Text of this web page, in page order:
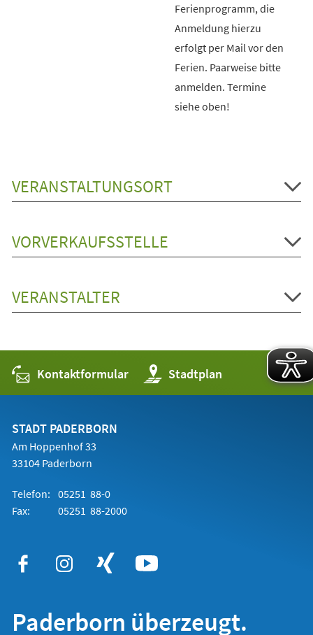
Ferienprogramm, die
Anmeldung hierzu
erfolgt per Mail vor den
Ferien. Paarweise bitte
anmelden. Termine
siehe oben!
VERANSTALTUNGSORT
VORVERKAUFSSTELLE
VERANSTALTER
Kontaktformular Stadtplan
(Öffnet
in
einem
STADT PADERBORN
Am Hoppenhof 33
33104 Paderborn
Telefon: 05251 88-0
Fax:
05251 88-2000
Paderborn überzeugt.